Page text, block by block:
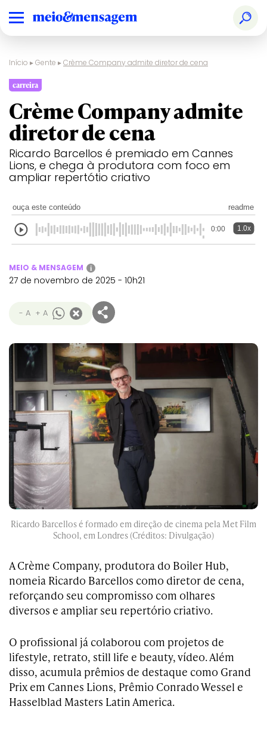
Início ▸Gente ▸Crème Company admite diretor de cena
carreira
Crème Company admite
diretor de cena
Ricardo Barcellos é premiado em Cannes
Lions, e chega à produtora com foco em
ampliar repertótio criativo
ouça este conteúdo readme
0:00 1.0x
MEIO & MENSAGEM i
27 de novembro de 2025 - 10h21
- A + A
Ricardo Barcellos é formado em direção de cinema pela Met Film
School, em Londres (Créditos: Divulgação)
A Crème Company, produtora do Boiler Hub,
nomeia Ricardo Barcellos como diretor de cena,
reforçando seu compromisso com olhares
diversos e ampliar seu repertório criativo.
O profissional já colaborou com projetos de
lifestyle, retrato, still life e beauty, vídeo. Além
disso, acumula prêmios de destaque como Grand
Prix em Cannes Lions, Prêmio Conrado Wessel e
Hasselblad Masters Latin America.